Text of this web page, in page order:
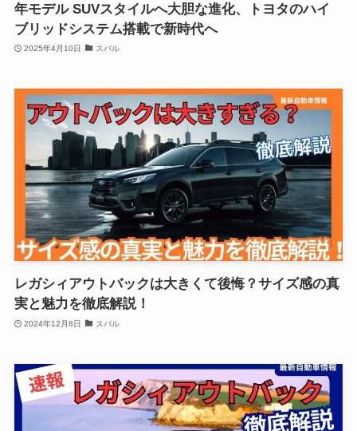
年モデル SUVスタイルへ大胆な進化、トヨタのハイ
ブリッドシステム搭載で新時代へ
2025年4月10日 スバル
レガシィアウトバックは大きくて後悔？サイズ感の真
実と魅力を徹底解説！
2024年12月8日 スバル